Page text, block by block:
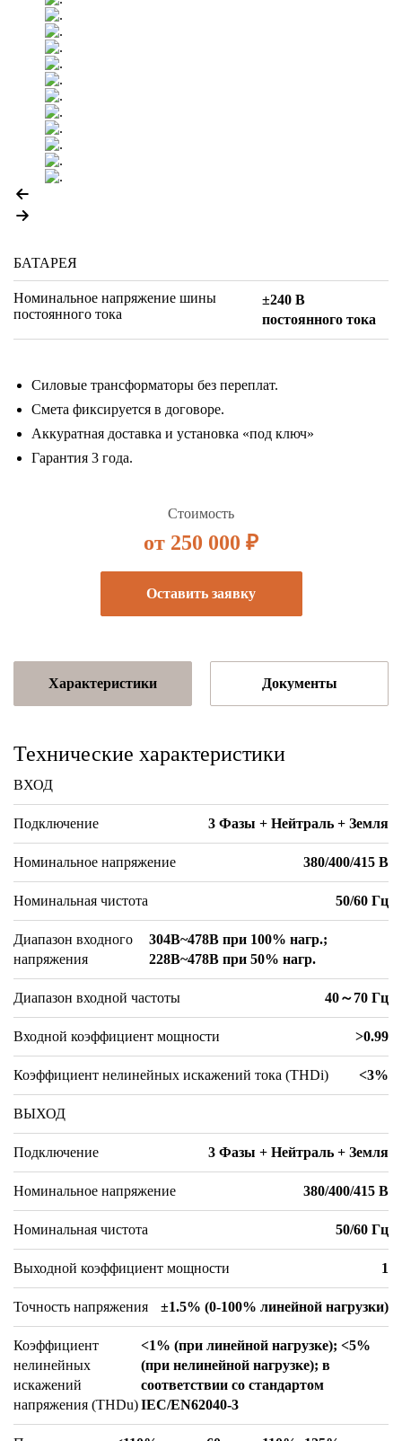
БАТАРЕЯ
Номинальное напряжение шины
постоянного тока
±240 В
постоянного тока
Силовые трансформаторы без переплат.
Смета фиксируется в договоре.
Аккуратная доставка и установка «под ключ»
Гарантия 3 года.
Стоимость
от 250 000 ₽
Оставить заявку
Характеристики Документы
Технические характеристики
ВХОД
Подключение 3 Фазы + Нейтраль + Земля
Номинальное напряжение 380/400/415 В
Номинальная чистота 50/60 Гц
Диапазон входного
напряжения
304В~478В при 100% нагр.;
228В~478В при 50% нагр.
Диапазон входной частоты 40～70 Гц
Входной коэффициент мощности >0.99
Коэффициент нелинейных искажений тока (THDi) <3%
ВЫХОД
Подключение 3 Фазы + Нейтраль + Земля
Номинальное напряжение 380/400/415 В
Номинальная чистота 50/60 Гц
Выходной коэффициент мощности 1
Точность напряжения ±1.5% (0-100% линейной нагрузки)
Коэффициент
нелинейных
искажений
напряжения (THDu)
<1% (при линейной нагрузке); <5%
(при нелинейной нагрузке); в
соответствии со стандартом
IEC/EN62040-3